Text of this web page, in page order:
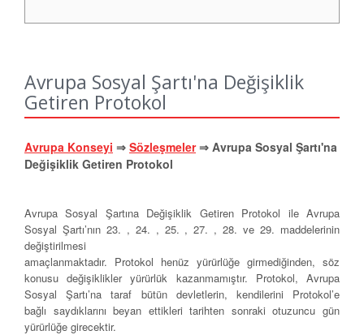
Avrupa Sosyal Şartı'na Değişiklik
Getiren Protokol
Avrupa Konseyi ⇒ Sözleşmeler⇒ Avrupa Sosyal Şartı'na
Değişiklik Getiren Protokol
Avrupa Sosyal Şartına Değişiklik Getiren Protokol ile Avrupa
Sosyal Şartı’nın 23. , 24. , 25. , 27. , 28. ve 29. maddelerinin
değiştirilmesi
amaçlanmaktadır. Protokol henüz yürürlüğe girmediğinden, söz
konusu değişiklikleryürürlük kazanmamıştır. Protokol, Avrupa
Sosyal Şartı’na taraf bütün devletlerin, kendilerini Protokol’e
bağlı saydıklarını beyan ettikleri tarihten sonraki otuzuncu gün
yürürlüğe girecektir.